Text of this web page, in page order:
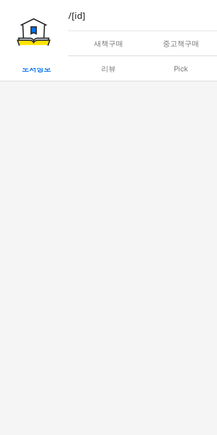
book/rent/[id]
대여 새책구매 중고책구매
도서정보 리뷰 Pick